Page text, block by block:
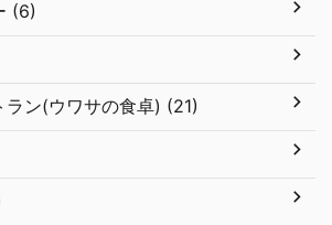
(6)
ラン(ウワサの食卓) (21)